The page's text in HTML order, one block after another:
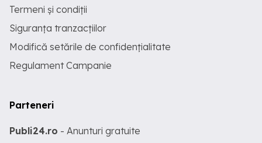
Termeni și condiții
Siguranța tranzacțiilor
Modifică setările de confidențialitate
Regulament Campanie
Parteneri
Publi24.ro - Anunturi gratuite